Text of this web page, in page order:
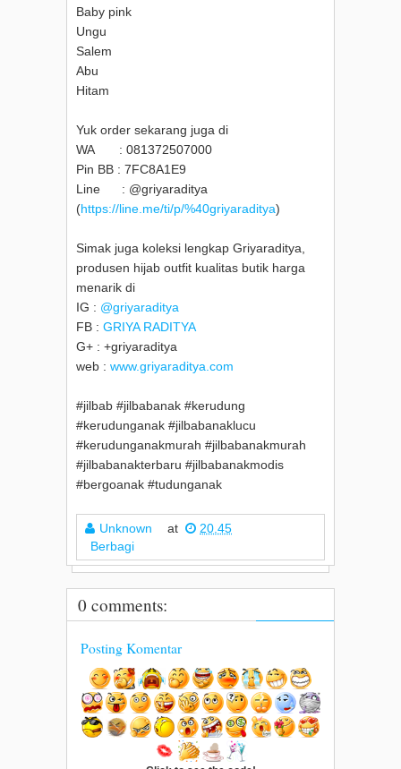
Baby pink
Ungu
Salem
Abu
Hitam
Yuk order sekarang juga di
WA : 081372507000
Pin BB : 7FC8A1E9
Line : @griyaraditya
(https://line.me/ti/p/%40griyaraditya)
Simak juga koleksi lengkap Griyaraditya,
produsen hijab outfit kualitas butik harga
menarik di
IG : @griyaraditya
FB : GRIYA RADITYA
G+ : +griyaraditya
web : www.griyaraditya.com
#jilbab #jilbabanak #kerudung
#kerudunganak #jilbabanaklucu
#kerudunganakmurah #jilbabanakmurah
#jilbabanakterbaru #jilbabanakmodis
#bergoanak #tudunganak
Unknown at
20.45
Berbagi
0 comments:
Posting Komentar